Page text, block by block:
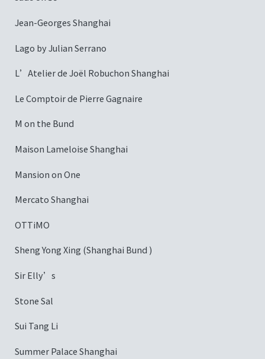
Jean-Georges Shanghai
Lago by Julian Serrano
L’Atelier de Joël Robuchon Shanghai
Le Comptoir de Pierre Gagnaire
M on the Bund
Maison Lameloise Shanghai
Mansion on One
Mercato Shanghai
OTTiMO
Sheng Yong Xing (Shanghai Bund )
Sir Elly’s
Stone Sal
Sui Tang Li
Summer Palace Shanghai